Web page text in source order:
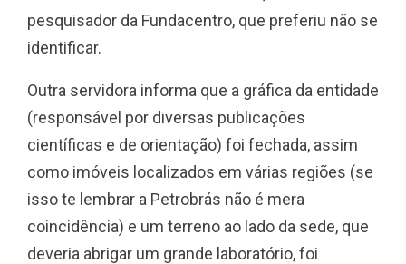
pesquisador da Fundacentro, que preferiu não se
identificar.
Outra servidora informa que a gráfica da entidade
(responsável por diversas publicações
científicas e de orientação) foi fechada, assim
como imóveis localizados em várias regiões (se
isso te lembrar a Petrobrás não é mera
coincidência) e um terreno ao lado da sede, que
deveria abrigar um grande laboratório, foi